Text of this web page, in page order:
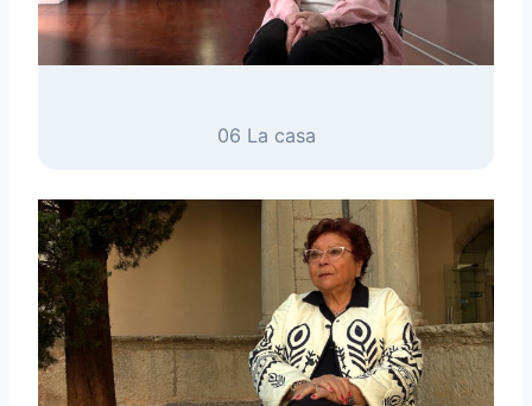
06 La casa